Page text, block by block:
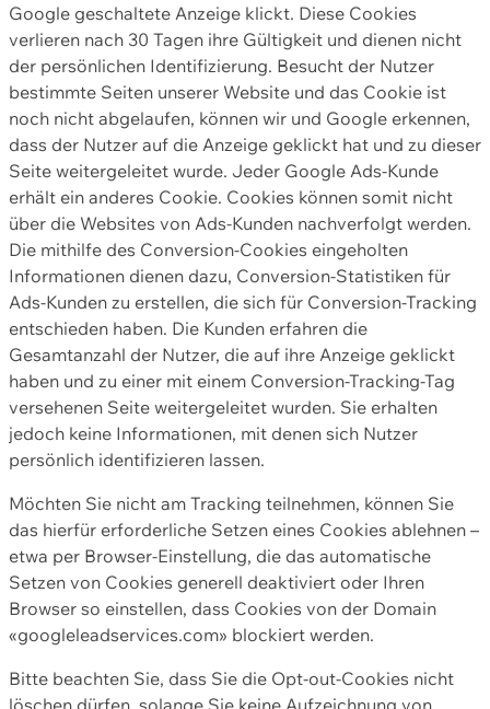
Google geschaltete Anzeige klickt. Diese Cookies
verlieren nach 30 Tagen ihre Gültigkeit und dienen nicht
der persönlichen Identifizierung. Besucht der Nutzer
bestimmte Seiten unserer Website und das Cookie ist
noch nicht abgelaufen, können wir und Google erkennen,
dass der Nutzer auf die Anzeige geklickt hat und zu dieser
Seite weitergeleitet wurde. Jeder Google Ads-Kunde
erhält ein anderes Cookie. Cookies können somit nicht
über die Websites von Ads-Kunden nachverfolgt werden.
Die mithilfe des Conversion-Cookies eingeholten
Informationen dienen dazu, Conversion-Statistiken für
Ads-Kunden zu erstellen, die sich für Conversion-Tracking
entschieden haben. Die Kunden erfahren die
Gesamtanzahl der Nutzer, die auf ihre Anzeige geklickt
haben und zu einer mit einem Conversion-Tracking-Tag
versehenen Seite weitergeleitet wurden. Sie erhalten
jedoch keine Informationen, mit denen sich Nutzer
persönlich identifizieren lassen.
Möchten Sie nicht am Tracking teilnehmen, können Sie
das hierfür erforderliche Setzen eines Cookies ablehnen –
etwa per Browser-Einstellung, die das automatische
Setzen von Cookies generell deaktiviert oder Ihren
Browser so einstellen, dass Cookies von der Domain
«googleleadservices.com» blockiert werden.
Bitte beachten Sie, dass Sie die Opt-out-Cookies nicht